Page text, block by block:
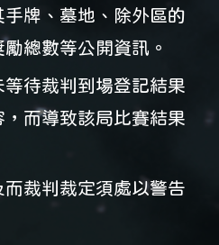
牌、墓地、除外區的
總數等公開資訊。
等待裁判到場登記結果
而導致該局比賽結果
裁判裁定須處以警告